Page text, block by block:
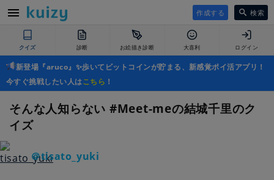
作成する 検索
クイズ 診断 お絵描き診断 大喜利 ログイン
新登場『aruco』✨歩いてビットコインが貯まる、新感覚ポイ活アプリ！
今すぐ挑戦したい人はこちら ！
そんな人知らない #Meet-meの結城千里のク
イズ
＠tisato_yuki